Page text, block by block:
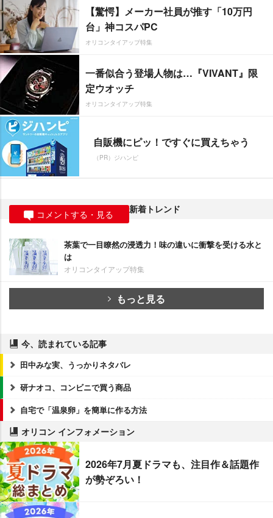
【驚愕】メーカー社員が推す「10万円
台」神コスパPC
オリコンタイアップ特集
一番似合う登場人物は…『VIVANT』限
定ウオッチ
オリコンタイアップ特集
自販機にピッ！ですぐに買えちゃう
（PR）ジハンピ
コメントする・見る 新着トレンド
茶葉で一目瞭然の浸透力！味の違いに衝撃を受ける水と
は
オリコンタイアップ特集
もっと見る
今、読まれている記事
田中みな実、うっかりネタバレ
研ナオコ、コンビニで買う商品
自宅で「温泉卵」を簡単に作る方法
オリコン インフォメーション
2026年7月夏ドラマも、注目作＆話題作
が勢ぞろい！